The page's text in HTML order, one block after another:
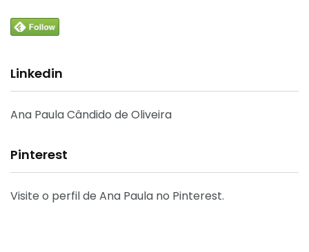
Linkedin
Ana Paula Cândido de Oliveira
Pinterest
Visite o perfil de Ana Paula no Pinterest.